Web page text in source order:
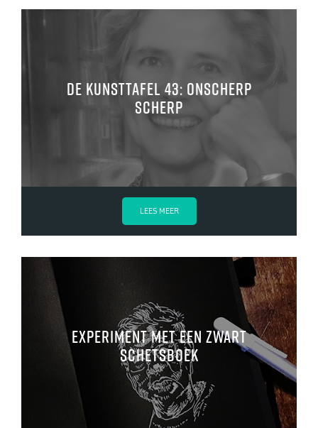
De kunsttafel 43: onscherp
scherp
LEES MEER
Experiment met een zwart
schetsboek